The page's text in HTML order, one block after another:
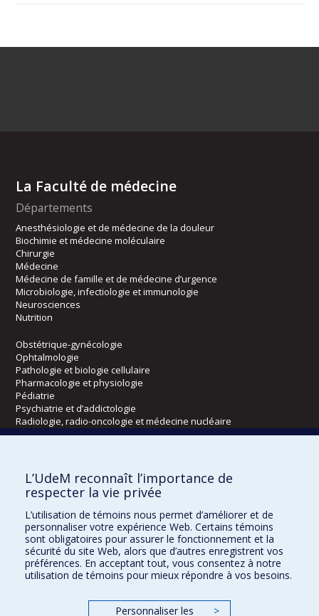
La Faculté de médecine
Départements
Anesthésiologie et de médecine de la douleur
Biochimie et médecine moléculaire
Chirurgie
Médecine
Médecine de famille et de médecine d’urgence
Microbiologie, infectiologie et immunologie
Neurosciences
Nutrition
Obstétrique-gynécologie
Ophtalmologie
Pathologie et biologie cellulaire
Pharmacologie et physiologie
Pédiatrie
Psychiatrie et d’addictologie
Radiologie, radio-oncologie et médecine nucléaire
Kinésiologie et des sciences de l’activité physique
Orthophonie et audiologie
Réadaptation
Directions
DPC
CPASS
L’UdeM reconnaît l’importance de
respecter la vie privée
L’utilisation de témoins nous permet d’améliorer et de
personnaliser votre expérience Web. Certains témoins
sont obligatoires pour assurer le fonctionnement et la
sécurité du site Web, alors que d’autres enregistrent vos
préférences. En acceptant tout, vous consentez à notre
utilisation de témoins pour mieux répondre à vos besoins.
Personnaliser les >